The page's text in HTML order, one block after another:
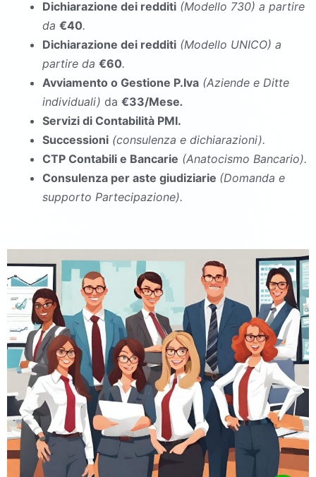
Dichiarazione dei redditi (Modello 730) a partire
da €40.
Dichiarazione dei redditi (Modello UNICO) a
partire da €60.
Avviamento o Gestione P.Iva (Aziende e Ditte
individuali) da €33/Mese.
Servizi di Contabilità PMI.
Successioni (consulenza e dichiarazioni).
CTP Contabili e Bancarie (Anatocismo Bancario).
Consulenza per aste giudiziarie (Domanda e
supporto Partecipazione).